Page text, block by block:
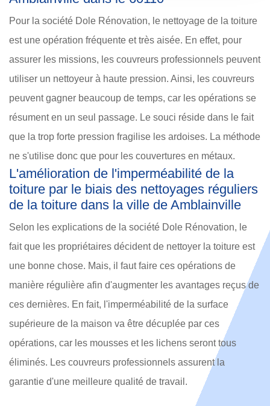
Pour la société Dole Rénovation, le nettoyage de la toiture
est une opération fréquente et très aisée. En effet, pour
assurer les missions, les couvreurs professionnels peuvent
utiliser un nettoyeur à haute pression. Ainsi, les couvreurs
peuvent gagner beaucoup de temps, car les opérations se
résument en un seul passage. Le souci réside dans le fait
que la trop forte pression fragilise les ardoises. La méthode
ne s'utilise donc que pour les couvertures en métaux.
L'amélioration de l'imperméabilité de la
toiture par le biais des nettoyages réguliers
de la toiture dans la ville de Amblainville
Selon les explications de la société Dole Rénovation, le
fait que les propriétaires décident de nettoyer la toiture est
une bonne chose. Mais, il faut faire ces opérations de
manière régulière afin d'augmenter les avantages reçus de
ces dernières. En fait, l'imperméabilité de la surface
supérieure de la maison va être décuplée par ces
opérations, car les mousses et les lichens seront tous
éliminés. Les couvreurs professionnels assurent la
garantie d'une meilleure qualité de travail.